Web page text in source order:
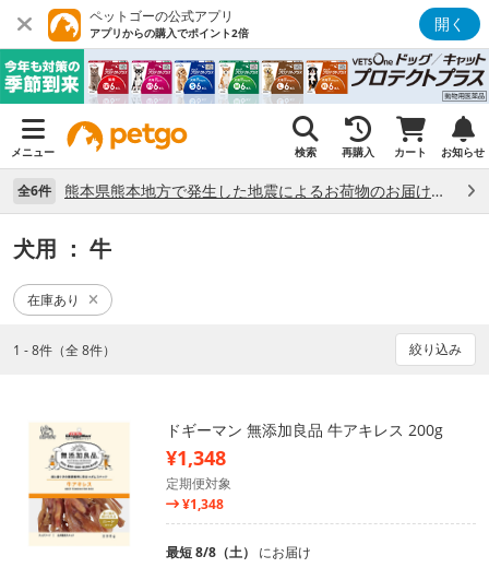
ペットゴーの公式アプリ
アプリからの購入でポイント2倍 開く
メニュー 検索 再購入 カート お知らせ
全6件 熊本県熊本地方で発生した地震によるお荷物のお届け状況について （7/28）
犬用 ： 牛
在庫あり
1 - 8件（全 8件） 絞り込み
ドギーマン 無添加良品 牛アキレス 200g
¥1,348
定期便対象
¥1,348
最短 8/8（土） にお届け